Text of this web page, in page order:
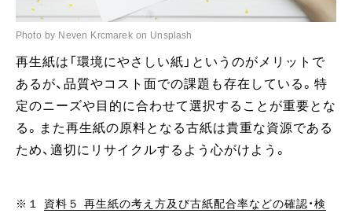
Photo by Neven Krcmarek on Unsplash
再生紙は「環境にやさしい紙」というのがメリットで
あるが、品質やコスト面での課題も存在している。特
定のニーズや目的に合わせて選択することが重要とな
る。また再生紙の原料となる古紙は貴重な資源である
ため、適切にリサイクルするよう心がけよう。
※１ 資料５ 再生紙の考え方及び古紙配合率などの確認・検